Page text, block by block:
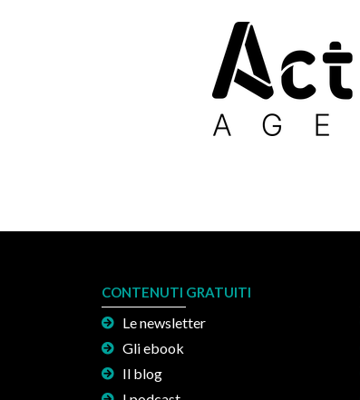
CONTENUTI GRATUITI
Le newsletter
Gli ebook
Il blog